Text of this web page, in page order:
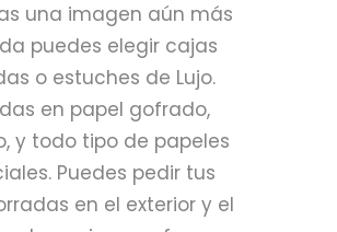
una imagen aún más
puedes elegir cajas
o estuches de Lujo.
en papel gofrado,
y todo tipo de papeles
Puedes pedir tus
en el exterior y el